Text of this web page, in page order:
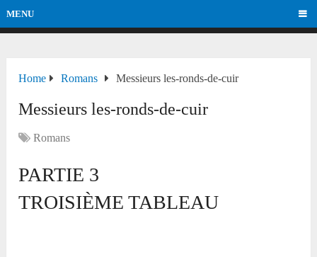
MENU
Home Romans Messieurs les-ronds-de-cuir
Messieurs les-ronds-de-cuir
Romans
PARTIE 3
TROISIÈME TABLEAU